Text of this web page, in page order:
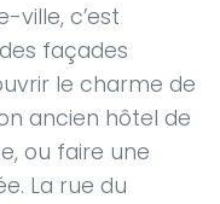
ville, c’est
façades
le charme de
ancien hôtel de
ou faire une
La rue du